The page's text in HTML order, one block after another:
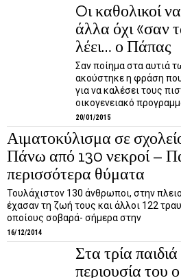
Oι καθολικοί
άλλα όχι «σαν
λέει… ο Πάπας
Σαν ποίημα στα αυτιά
ακούστηκε η φράση
για να καλέσει τους
οικογενειακό
20/01/2015
Αιματοκύλισμα σε
Πάνω από 130 νεκροί –
περισσότερα θύματα
Τουλάχιστον 130 άνθρωποι, στην
έχασαν τη ζωή τους και άλλοι 122
οποίους σοβαρά- σήμερα στην
16/12/2014
Στα τρία
περιουσία του